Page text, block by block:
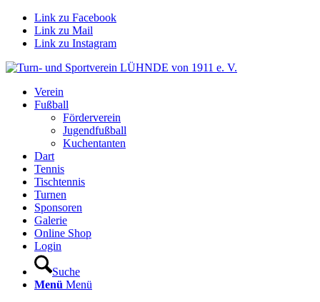
Link zu Facebook
Link zu Mail
Link zu Instagram
Verein
Fußball
Förderverein
Jugendfußball
Kuchentanten
Dart
Tennis
Tischtennis
Turnen
Sponsoren
Galerie
Online Shop
Login
Suche
Menü Menü